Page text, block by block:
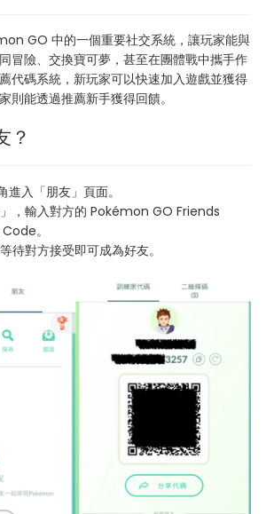
GO 中的一個重要社交系統，讓玩家能與
冒險、交換寶可夢，甚至在團體戰中攜手作
代碼系統，新玩家可以快速加入遊戲並獲得
則能透過推薦新手獲得回饋。
？
進入「朋友」頁面。
，輸入對方的 Pokémon GO Friends
。
待對方接受即可成為好友。